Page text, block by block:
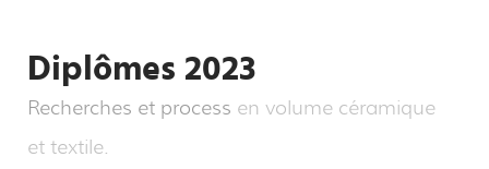
Diplômes 2023
Recherches et process en volume céramique
et textile.